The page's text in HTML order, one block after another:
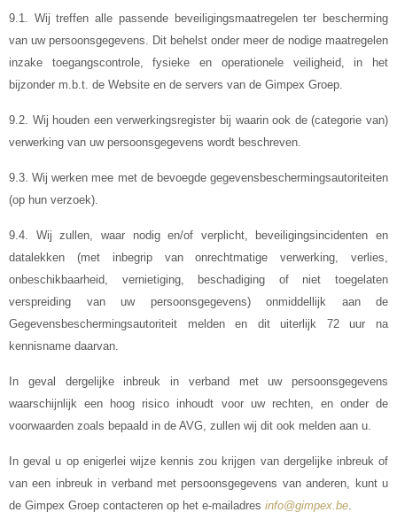
9.1. Wij treffen alle passende beveiligingsmaatregelen ter bescherming
van uw persoonsgegevens. Dit behelst onder meer de nodige maatregelen
inzake toegangscontrole, fysieke en operationele veiligheid, in het
bijzonder m.b.t. de Website en de servers van de Gimpex Groep.
9.2. Wij houden een verwerkingsregister bij waarin ook de (categorie van)
verwerking van uw persoonsgegevens wordt beschreven.
9.3. Wij werken mee met de bevoegde gegevensbeschermingsautoriteiten
(op hun verzoek).
9.4. Wij zullen, waar nodig en/of verplicht, beveiligingsincidenten en
datalekken (met inbegrip van onrechtmatige verwerking, verlies,
onbeschikbaarheid, vernietiging, beschadiging of niet toegelaten
verspreiding van uw persoonsgegevens) onmiddellijk aan de
Gegevensbeschermingsautoriteit melden en dit uiterlijk 72 uur na
kennisname daarvan.
In geval dergelijke inbreuk in verband met uw persoonsgegevens
waarschijnlijk een hoog risico inhoudt voor uw rechten, en onder de
voorwaarden zoals bepaald in de AVG, zullen wij dit ook melden aan u.
In geval u op enigerlei wijze kennis zou krijgen van dergelijke inbreuk of
van een inbreuk in verband met persoonsgegevens van anderen, kunt u
de Gimpex Groep contacteren op het e-mailadres info@gimpex.be.